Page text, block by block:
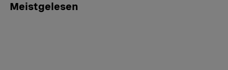
Meistgelesen